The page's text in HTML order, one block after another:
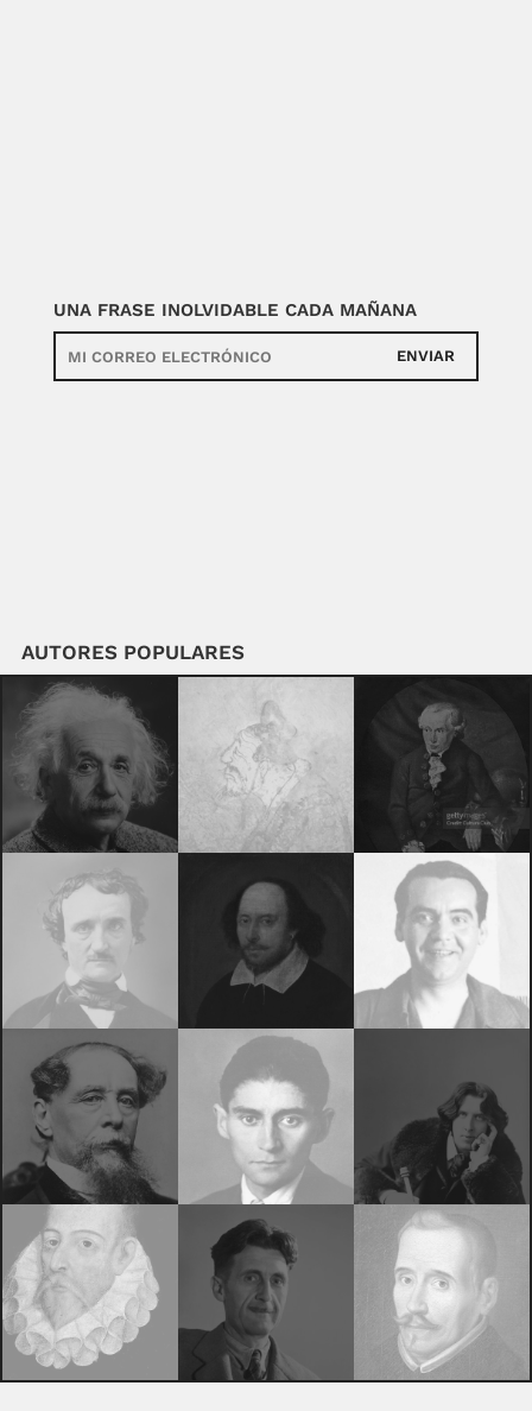
UNA FRASE INOLVIDABLE CADA MAÑANA
ENVIAR
AUTORES POPULARES